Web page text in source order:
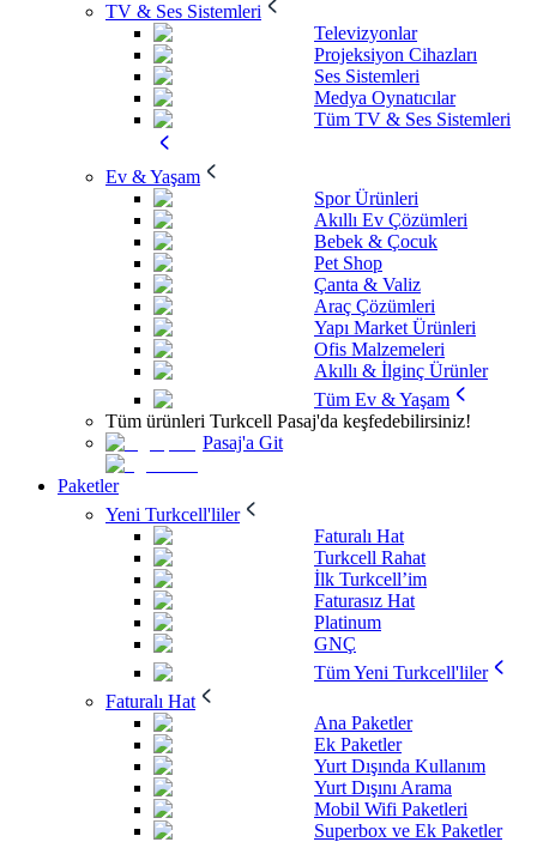
TV & Ses Sistemleri
Televizyonlar
Projeksiyon Cihazları
Ses Sistemleri
Medya Oynatıcılar
Tüm TV & Ses Sistemleri
Ev & Yaşam
Spor Ürünleri
Akıllı Ev Çözümleri
Bebek & Çocuk
Pet Shop
Çanta & Valiz
Araç Çözümleri
Yapı Market Ürünleri
Ofis Malzemeleri
Akıllı & İlginç Ürünler
Tüm Ev & Yaşam
Tüm ürünleri Turkcell Pasaj'da keşfedebilirsiniz!
Pasaj'a Git
Paketler
Yeni Turkcell'liler
Faturalı Hat
Turkcell Rahat
İlk Turkcell’im
Faturasız Hat
Platinum
GNÇ
Tüm Yeni Turkcell'liler
Faturalı Hat
Ana Paketler
Ek Paketler
Yurt Dışında Kullanım
Yurt Dışını Arama
Mobil Wifi Paketleri
Superbox ve Ek Paketler